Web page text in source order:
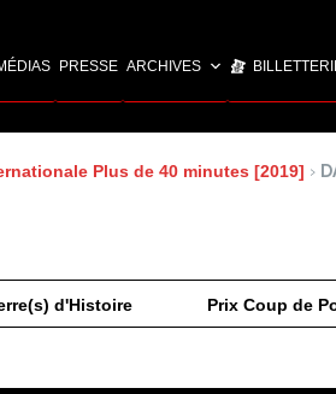
PRESSE ARCHIVES
Plus de 40 minutes [2019] ›
d'Histoire Prix Coup de